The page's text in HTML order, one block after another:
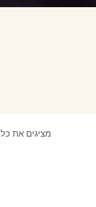
מציגים את כל ⁦3⁩ התוצאות